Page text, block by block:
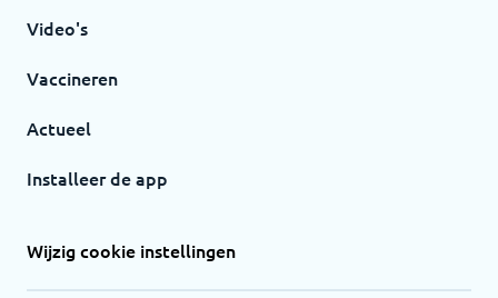
Video's
Vaccineren
Actueel
Installeer de app
Wijzig cookie instellingen